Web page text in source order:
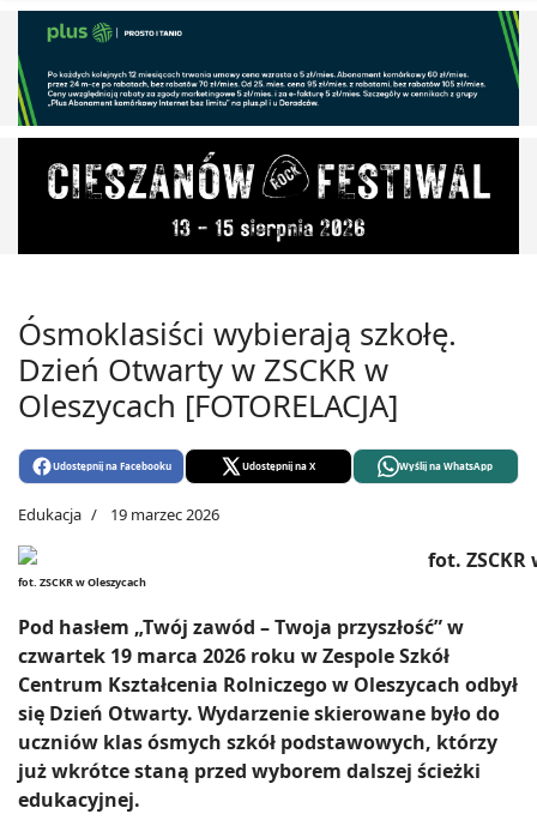
Ósmoklasiści wybierają szkołę.
Dzień Otwarty w ZSCKR w
Oleszycach [FOTORELACJA]
Udostępnij na Facebooku Udostępnij na X Wyślij na WhatsApp
Edukacja 19 marzec 2026
fot. ZSCKR w Oleszycach
Pod hasłem „Twój zawód – Twoja przyszłość” w
czwartek 19 marca 2026 roku w Zespole Szkół
Centrum Kształcenia Rolniczego w Oleszycach odbył
się Dzień Otwarty. Wydarzenie skierowane było do
uczniów klas ósmych szkół podstawowych, którzy
już wkrótce staną przed wyborem dalszej ścieżki
edukacyjnej.